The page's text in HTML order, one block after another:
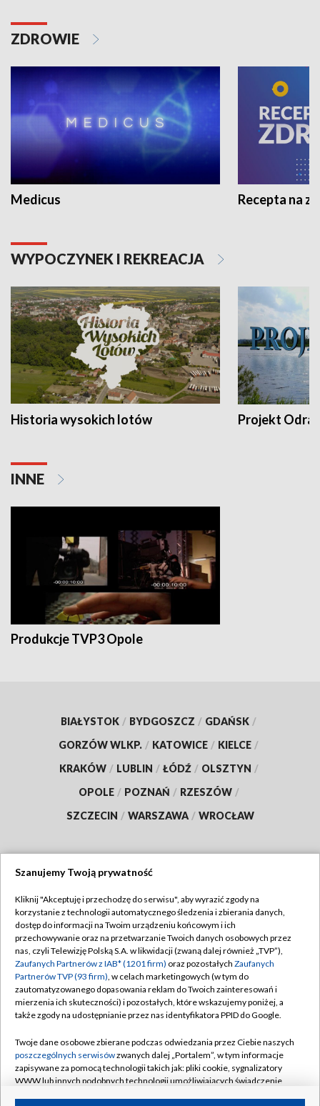
ZDROWIE
Medicus Recepta na
WYPOCZYNEK I REKREACJA
Historia wysokich lotów Projekt Odra
INNE
Produkcje TVP3 Opole
BIAŁYSTOK / BYDGOSZCZ / GDAŃSK /
GORZÓW WLKP. / KATOWICE / KIELCE /
KRAKÓW / LUBLIN / ŁÓDŹ / OLSZTYN /
OPOLE / POZNAŃ / RZESZÓW /
SZCZECIN / WARSZAWA / WROCŁAW
TVP
Abonament TVP
Emisja w TVP
Centrum informacji TVP
Naziemna Telewizja Cyfrowa
Rada Programowa
System NOS
Informacje o nadawcy
Regulamin TVP
Polityka prywatności
Moje zgody
Pomoc
Kontakt
Kanały
Szanujemy Twoją prywatność
Kliknij "Akceptuję i przechodzę do serwisu", aby wyrazić zgody na
korzystanie z technologii automatycznego śledzenia i zbierania danych,
dostęp do informacji na Twoim urządzeniu końcowym i ich
przechowywanie oraz na przetwarzanie Twoich danych osobowych przez
nas, czyli Telewizję Polską S.A. w likwidacji (zwaną dalej również „TVP”),
Zaufanych Partnerów z IAB* (1201 firm) oraz pozostałych Zaufanych
Partnerów TVP (93 firm), w celach marketingowych (w tym do
zautomatyzowanego dopasowania reklam do Twoich zainteresowań i
mierzenia ich skuteczności) i pozostałych, które wskazujemy poniżej, a
także zgody na udostępnianie przez nas identyfikatora PPID do Google.
Twoje dane osobowe zbierane podczas odwiedzania przez Ciebie naszych
poszczególnych serwisówzwanych dalej „Portalem”, w tym informacje
zapisywane za pomocą technologii takich jak: pliki cookie, sygnalizatory
WWW lub innych podobnych technologii umożliwiających świadczenie